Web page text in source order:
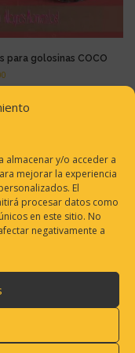
almacenar y/o acceder a
mejorar la experiencia
El
procesar datos como
en este sitio. No
negativamente a
para golosinas COCO
AL CARRITO
para golosinas Super